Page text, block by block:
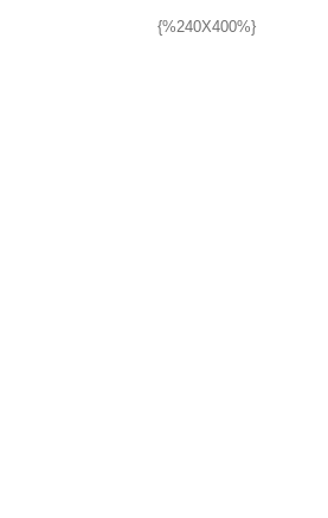
{%240X400%}